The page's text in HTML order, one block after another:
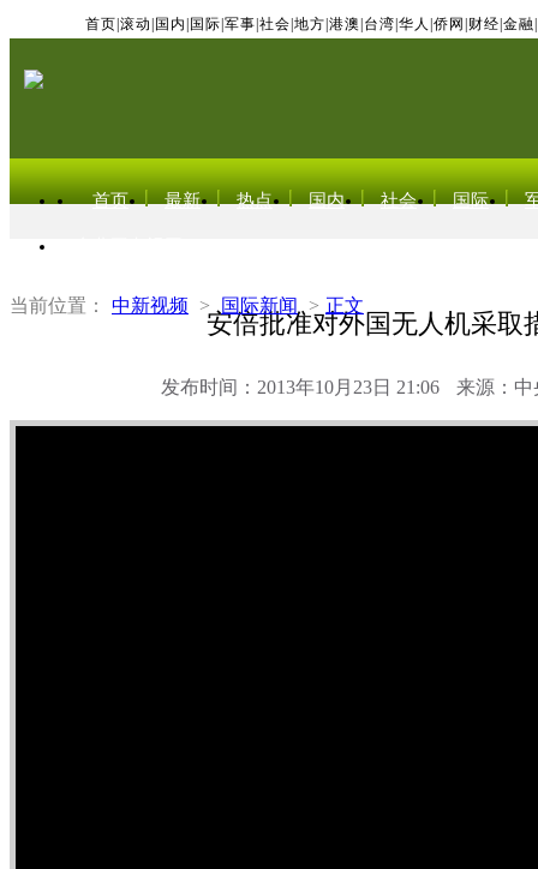
首页 滚动 国内 国际 军事 社会 地方 港澳 台湾 华人 侨网 财经 金融
首页 最新 热点 国内 社会 国际
当前位置： 中新视频 > 国际新闻 > 正文
安倍批准对外国无人机采取
发布时间：2013年10月23日 21:06 来源：中